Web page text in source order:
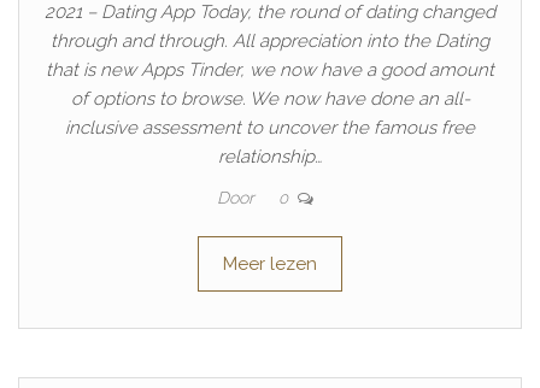
2021 – Dating App Today, the round of dating changed
through and through. All appreciation into the Dating
that is new Apps Tinder, we now have a good amount
of options to browse. We now have done an all-
inclusive assessment to uncover the famous free
relationship…
Door 0
Meer lezen